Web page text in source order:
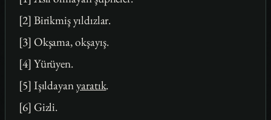
[2] Birikmiş yıldızlar.
[3] Okşama, okşayış.
[4] Yürüyen.
[5] Işıldayanyaratık.
[6] Gizli.